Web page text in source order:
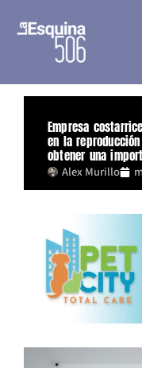
Empresa
en la
obtener una
Alex Murillo